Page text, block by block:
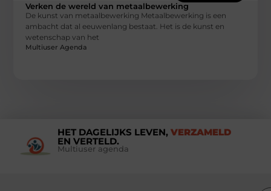
Verken de wereld van metaalbewerking
De kunst van metaalbewerking Metaalbewerking is een
ambacht dat al eeuwenlang bestaat. Het is de kunst en
wetenschap van het
Multiuser Agenda
HET DAGELIJKS LEVEN, VERZAMELD
EN VERTELD.
Multiuser agenda